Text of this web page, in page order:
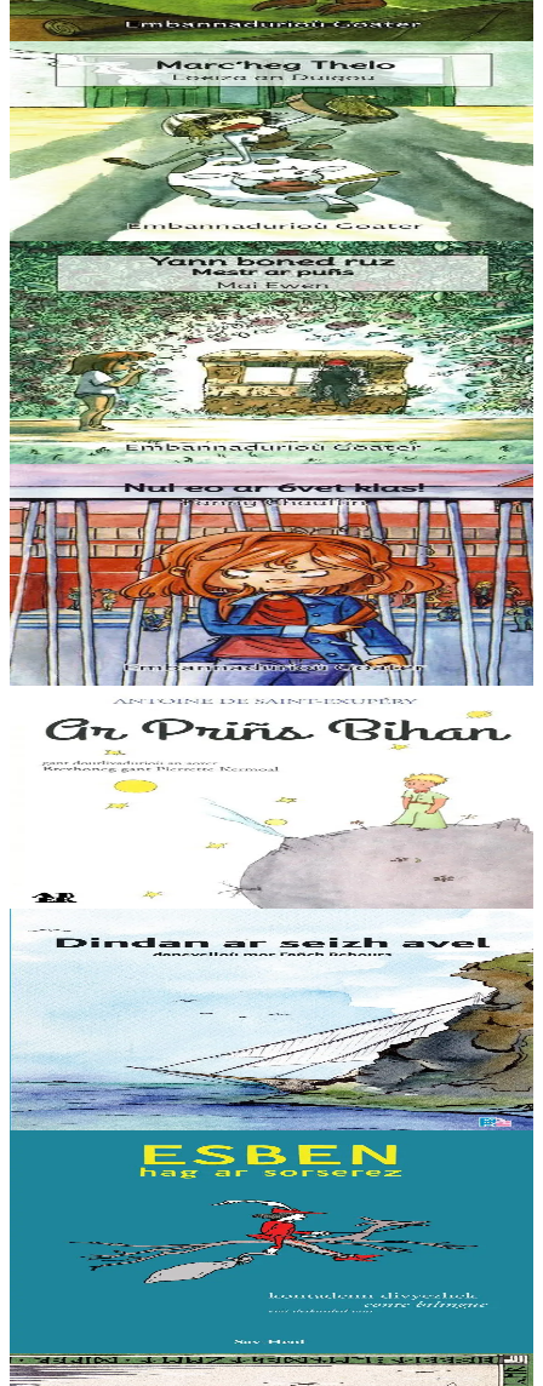
Er stok5,60 €
3 bloaz hag ouzhpenn
Goater
Marc'heg Thelo
“Ha gouzout a rez e c’hell ar c’hampouezh kas ar peoc’h war ar
bed-mañ ? Ma, azez ‘ta ma kontin dit istor ar paotrig Thelo.”
Er stok5,60 €
3 bloaz hag ouzhpenn
Goater
Yann boned ruz, Mestr ar puñs
“Setu-me dihunet trumm, spontet gant ma gwallhunvre. Dre
vrumenn ma daoulagad e tamwelan bannoù lugernus al loar en he
c’hann oc’h en em silañ dre wask an...
Er stok5,60 €
3 bloaz hag ouzhpenn
Goater
Nul eo ar 6vet klas !
“Distro skol er 6vet klas :nullañ tra ar bed. Pegen bras eo ar skolaj !
Pa soñjan e skol gozh Diwan… Aze e oan e-touez ar re vrasañ, ar re
speredekañ, karet...
Er stok 5,60 €
6 vloaz hag ouzhpenn
Ar Priñs Bihan
Setu deuet Ar Priñs Bihan en-dro ! Levenez vras eo adkavout — e
brezhoneg ar wech-mañ — ar boulomig souezhus-se a oar gwelout
un dañvad a-dreuz speurenn goat ur...
Er stok18,00 €
TES
Dindan ar seizh avel
Danevelloù mor. Mont war vor… evit e damm blijadur ? N’eo ket,
evit gounit e dammig bara ha poaniañ evit en ober, ne lavaran ket !
Aogust zo o vont d’ober...
Er stok8,00 €
7 vloaz hag ouzhpenn
Esben hag ar sorserez
Esben zo ur paotr bihan hag en deus unnek breur bras ha kreñv. Met
n’int ket gwall fin. Alies o devez ezhomm da gaout un tamm sikour
10 vloaz hag ouzhpenn